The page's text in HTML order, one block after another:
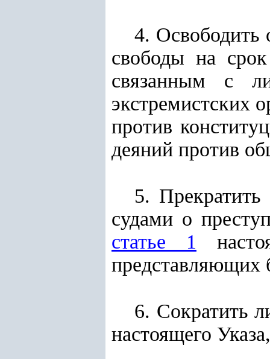
4. Освободить
свободы на
связанным с
экстремистских
против
деяний против
5.
судами о
статье 1
представляющих
6. Сократить
настоящего